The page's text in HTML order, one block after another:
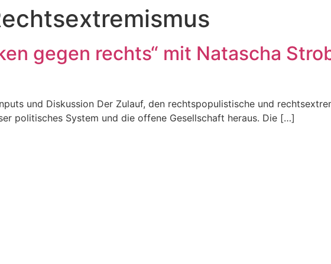
gegen rechts“ mit Natascha
und Diskussion Der Zulauf, den rechtspopulistische und
politisches System und die offene Gesellschaft heraus. Die […]